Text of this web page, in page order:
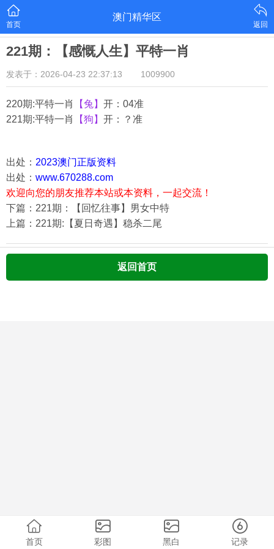
首页
澳门精华区
返回
221期：【感慨人生】平特一肖
发表于：2026-04-23 22:37:13 1009900
220期:平特一肖 【兔】 开：04准
221期:平特一肖
【狗】 开：？准
出处： 2023澳门正版资料
出处： www.670288.com
欢迎向您的朋友推荐本站或本资料，一起交流！
下篇：221期：【回忆往事】男女中特
上篇：221期:【夏日奇遇】稳杀二尾
返回首页
首页 彩图 黑白 记录